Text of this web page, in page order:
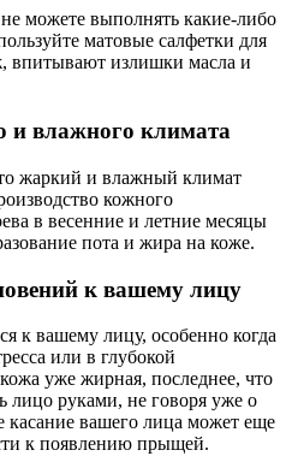
можете выполнять какие-либо
матовые салфетки для
впитывают излишки масла и
и влажного климата
жаркий и влажный климат
кожного
в весенние и летние месяцы
пота и жира на коже.
к вашему лицу
к вашему лицу, особенно когда
или в глубокой
уже жирная, последнее, что
лицо руками, не говоря уже о
касание вашего лица может еще
к появлению прыщей.